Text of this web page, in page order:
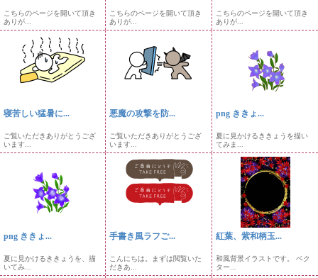
こちらのページを開いて頂き
ありが...
こちらのページを開いて頂き
ありが...
こちらのページを開いて頂き
ありが...
寝苦しい猛暑に...
ご覧いただきありがとうござ
います...
悪魔の攻撃を防...
ご覧いただきありがとうござ
います...
png ききょ...
夏に見かけるききょうを描い
てみま...
png ききょ...
夏に見かけるききょうを、描
いてみ...
手書き風ラフご...
こんにちは。まずは閲覧いた
だきあ...
紅葉、紫和柄玉...
和風背景イラストです。 ベク
ター...